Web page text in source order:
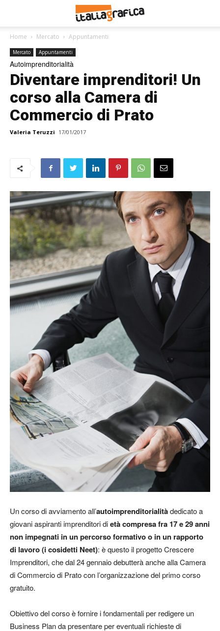
Home Mercato Appuntamenti
Mercato Appuntamenti
Autoimprenditorialità
Diventare imprenditori! Un
corso alla Camera di
Commercio di Prato
Valeria Teruzzi 17/01/2017
Un corso di avviamento all’autoimprenditorialitàdedicato a
giovani aspiranti imprenditori dietà compresa fra 17 e 29 anni
non impegnati in un percorso formativo o in un rapporto
di lavoro (i cosidetti Neet): è questo il progetto Crescere
Imprenditori, che dal 24 gennaio debutterà anche alla Camera
di Commercio di Prato con l’organizzazione del primo corso
gratuito.
Obiettivo del corso è fornire i fondamentali per redigere un
Business Plan da presentare per eventuali richieste di